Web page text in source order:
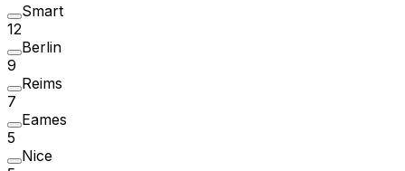
Smart
12
Berlin
9
Reims
7
Eames
5
Nice